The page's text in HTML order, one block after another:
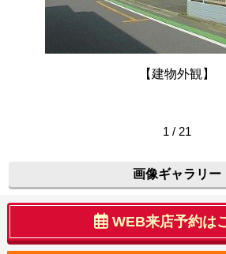
【建物外観】
1 / 21
画像ギャラリー
WEB来店予約は